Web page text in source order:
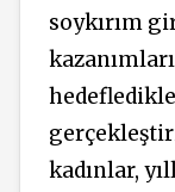
soykırım
kadınlar,